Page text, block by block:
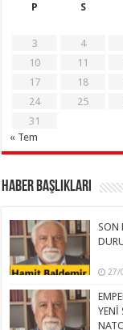
P
S
3
4
10
11
17
18
24
25
31
« Tem
Haber Başlıkları
SON
27/
YENİ